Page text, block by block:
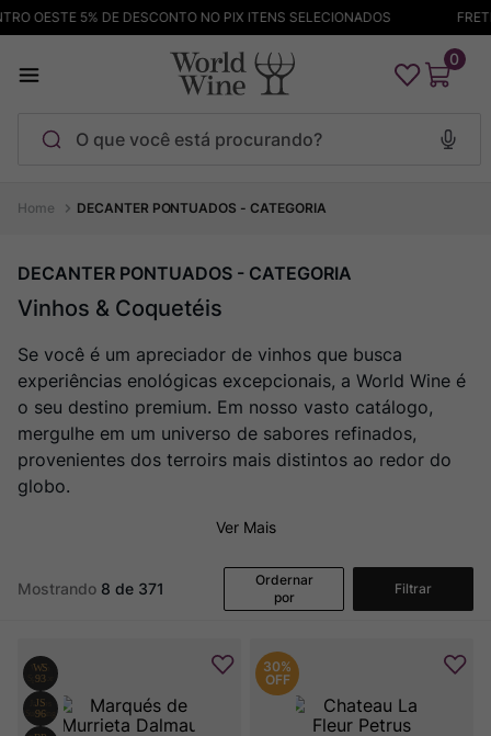
5% DE DESCONTO NO PIX ITENS SELECIONADOS FRETE
0
DECANTER PONTUADOS - CATEGORIA
DECANTER PONTUADOS - CATEGORIA
Vinhos & Coquetéis
Se você é um apreciador de vinhos que busca
experiências enológicas excepcionais, a World Wine é
o seu destino premium. Em nosso vasto catálogo,
mergulhe em um universo de sabores refinados,
provenientes dos terroirs mais distintos ao redor do
globo.
Ver Mais
Mostrando 8 de 371
Ordernar
por
Filtrar
30%
OFF
Termos mais buscados
Bodega Garzon
4º Garzon
Chablis
6º Barolo
7º Pacalet
Champagne